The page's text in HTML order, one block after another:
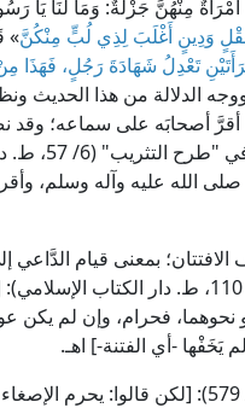
مِنْهُنَّ جَزْلَةٌ: وَمَا لَنَا يَا
وَدِينٍ أَغْلَبَ لِذِي لُبٍّ مِنْكُنَّ»
تَعْدِلُ شَهَادَةَ رَجُلٍ، فَهَذَا
الدلالة من هذا الحديث
أقرَّ أصحابَه على سماعه؛ وقد
من العلماء والفقهاء؛ فقال
الله عليه وآله وسلم،
بمعنى قيام الدَّاعي
مُحَرَّمٍ؛ قال شيخ الإسلام زكريا الأنصاري في "أسنى المطالب" (3/ 110، ط. دار
نحوهما، فحرام، وإن لم يكن
يَخَفْها -أي الفتنة-] اهـ.
قال الإمام ولي الدين أبو زُرعة بن العراقي في "طرح التثريب" (6/